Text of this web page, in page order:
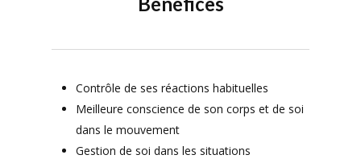
Contrôle de ses réactions habituelles
Meilleure conscience de son corps et de soi
dans le mouvement
Gestion de soi dans les situations